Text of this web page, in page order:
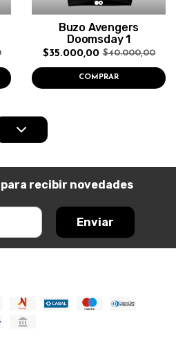
Buzo Avengers
Doomsday 1
$35.000,00 $40.000,00
COMPRAR
recibir novedades
Enviar